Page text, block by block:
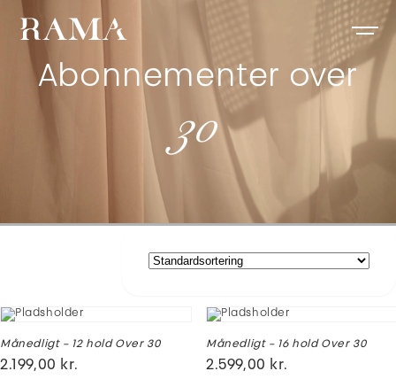
Abonnementer over
30
Månedligt – 12 hold Over 30
2.199,00 kr.
Månedligt – 16 hold Over 30
2.599,00 kr.